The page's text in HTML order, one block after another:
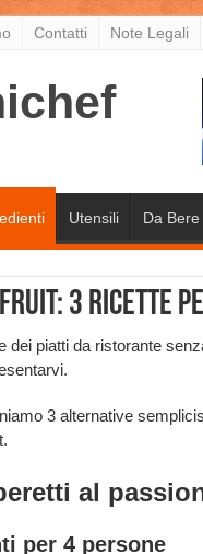
Contatti Note Legali
Utensili Da Bere
3 ricette
dei piatti da ristorante
3 alternative
al
per 4 persone